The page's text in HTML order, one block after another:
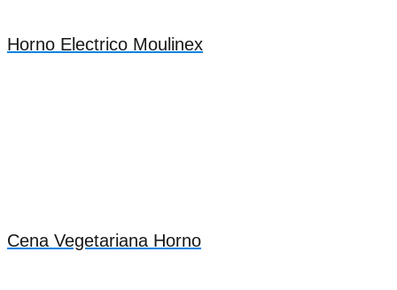
Horno Electrico Moulinex
Cena Vegetariana Horno